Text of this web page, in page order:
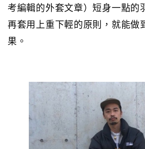
考編輯的外套文章）短身一點的
再套用上重下輕的原則，就能做
果。